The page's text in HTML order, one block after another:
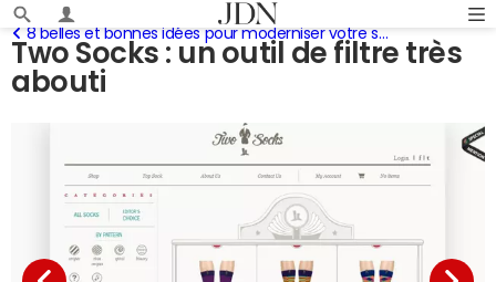
Two Socks : un outil de filtre très
abouti
8 belles et bonnes idées pour moderniser votre site d'e-commerce